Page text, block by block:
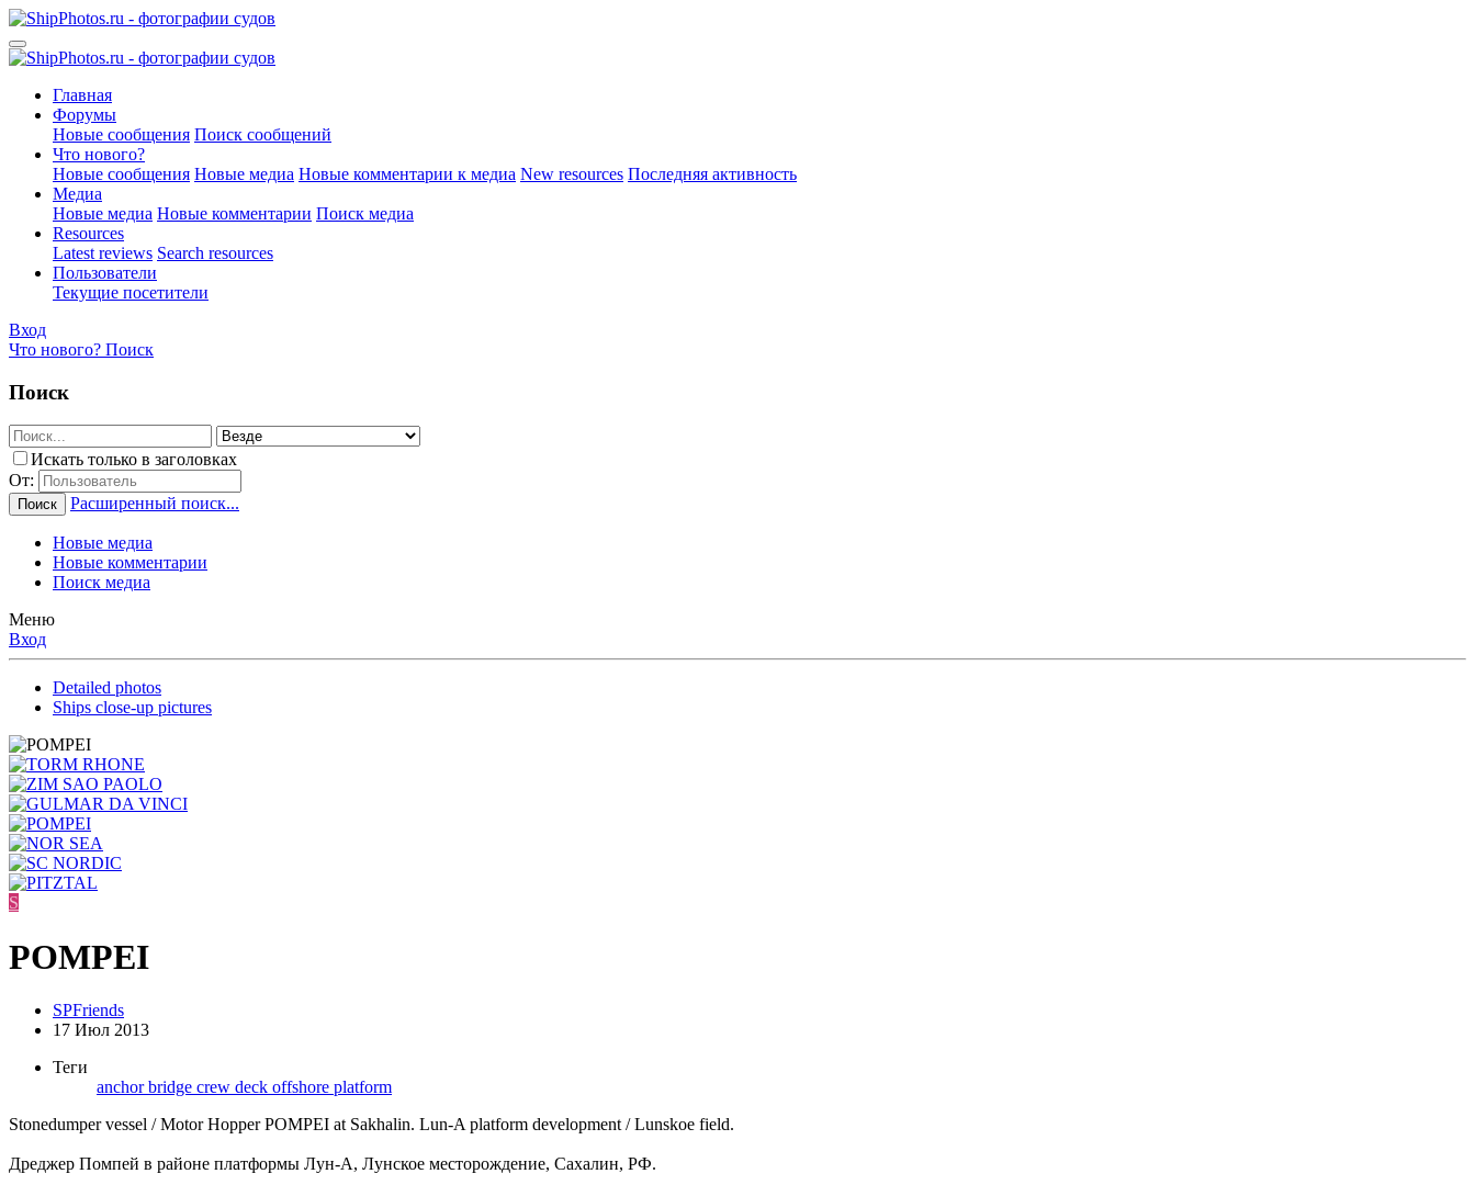
Главная
Форумы
Новые сообщения Поиск сообщений
Что нового?
Новые сообщения Новые медиа Новые комментарии к медиа New resources Последняя активность
Медиа
Новые медиа Новые комментарии Поиск медиа
Resources
Latest reviews Search resources
Пользователи
Текущие посетители
Вход
Что нового? Поиск
Поиск
Искать только в заголовках
От:
Поиск Расширенный поиск...
Новые медиа
Новые комментарии
Поиск медиа
Меню
Вход
Detailed photos
Ships close-up pictures
S
POMPEI
SPFriends
17 Июл 2013
Теги
anchorbridge crew deck offshore platform
Stonedumper vessel / Motor Hopper POMPEI at Sakhalin. Lun-A platform development / Lunskoe field.
Дреджер Помпей в районе платформы Лун-А, Лунское месторождение, Сахалин, РФ.